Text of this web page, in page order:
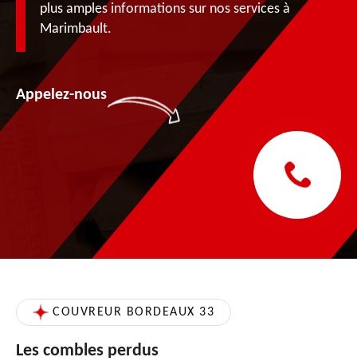
plus amples informations sur nos services à
Marimbault.
Appelez-nous
COUVREUR BORDEAUX 33
Les combles perdus